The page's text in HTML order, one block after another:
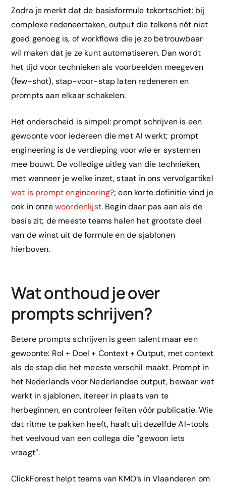
Zodra je merkt dat de basisformule tekortschiet: bij
complexe redeneertaken, output die telkens nét niet
goed genoeg is, of workflows die je zo betrouwbaar
wil maken dat je ze kunt automatiseren. Dan wordt
het tijd voor technieken als voorbeelden meegeven
(few-shot), stap-voor-stap laten redeneren en
prompts aan elkaar schakelen.
Het onderscheid is simpel: prompt schrijven is een
gewoonte voor iedereen die met AI werkt; prompt
engineering is de verdieping voor wie er systemen
mee bouwt. De volledige uitleg van die technieken,
met wanneer je welke inzet, staat in ons vervolgartikel
wat is prompt engineering?; een korte definitie vind je
ook in onzewoordenlijst. Begin daar pas aan als de
basis zit; de meeste teams halen het grootste deel
van de winst uit de formule en de sjablonen
hierboven.
Wat onthoud je over
prompts schrijven?
Betere prompts schrijven is geen talent maar een
gewoonte: Rol + Doel + Context + Output, met context
als de stap die het meeste verschil maakt. Prompt in
het Nederlands voor Nederlandse output, bewaar wat
werkt in sjablonen, itereer in plaats van te
herbeginnen, en controleer feiten vóór publicatie. Wie
dat ritme te pakken heeft, haalt uit dezelfde AI-tools
het veelvoud van een collega die “gewoon iets
vraagt”.
ClickForest helpt teams van KMO’s in Vlaanderen om